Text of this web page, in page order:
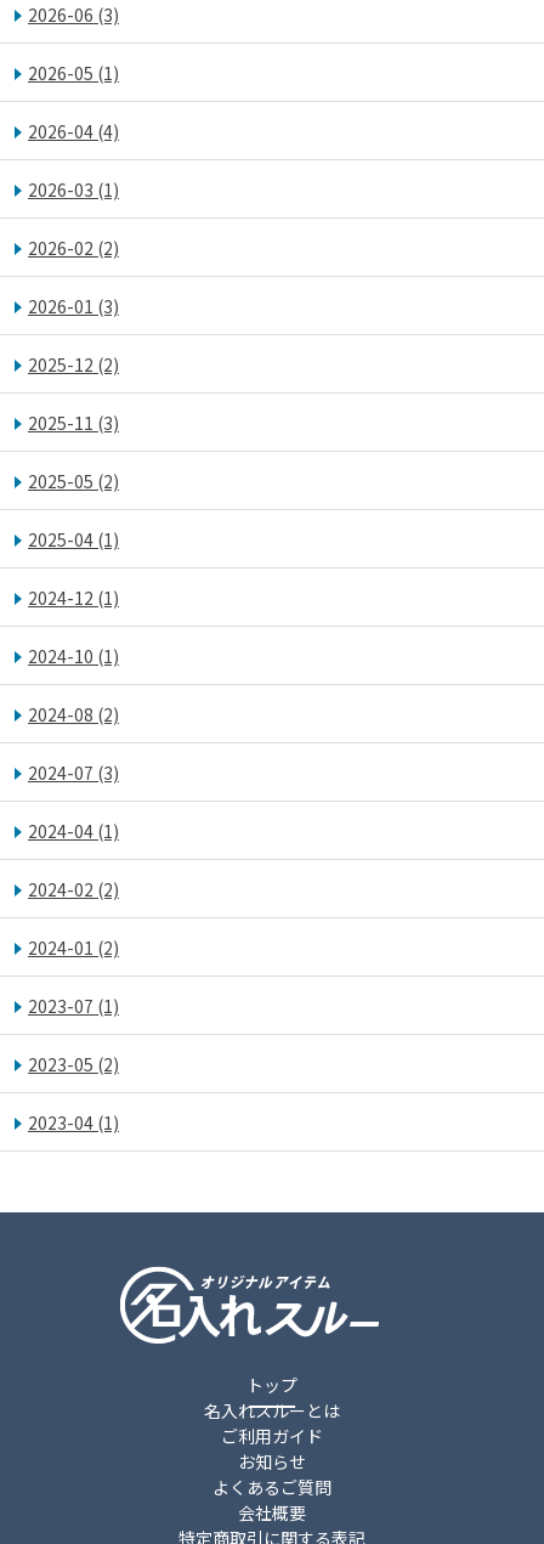
2026-06 (3)
2026-05 (1)
2026-04 (4)
2026-03 (1)
2026-02 (2)
2026-01 (3)
2025-12 (2)
2025-11 (3)
2025-05 (2)
2025-04 (1)
2024-12 (1)
2024-10 (1)
2024-08 (2)
2024-07 (3)
2024-04 (1)
2024-02 (2)
2024-01 (2)
2023-07 (1)
2023-05 (2)
2023-04 (1)
トップ
名入れスルーとは
ご利用ガイド
お知らせ
よくあるご質問
会社概要
特定商取引に関する表記